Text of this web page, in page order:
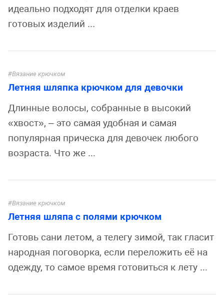
идеально подходят для отделки краев
готовых изделий ...
Вязание крючком
Летняя шляпка крючком для девочки
Длинные волосы, собранные в высокий
«хвост», – это самая удобная и самая
популярная прическа для девочек любого
возраста. Что же ...
Вязание крючком
Летняя шляпа с полями крючком
Готовь сани летом, а телегу зимой, так гласит
народная поговорка, если переложить её на
одежду, то самое время готовиться к лету ...